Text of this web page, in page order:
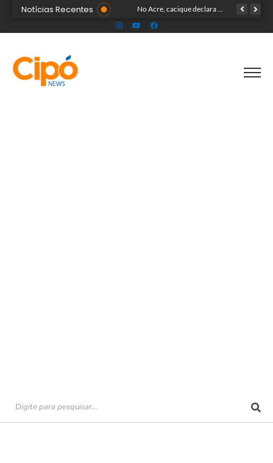
Notícias Recentes
Banda Som & Louvor leva show gospel ao palco da Expoacre nesta sexta Mesmo no ponto facultativo, prefeitura de Cruzeiro do Sul mantém serviços de infraestrutura em vários pontos da cidade